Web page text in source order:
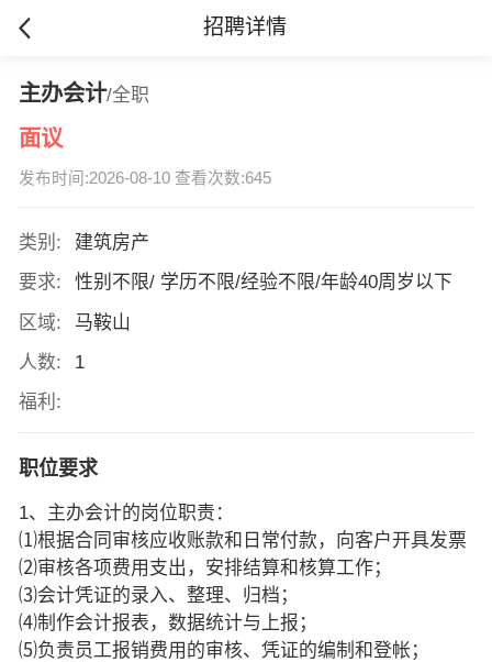
招聘详情
主办会计/全职
面议
发布时间:2026-08-10 查看次数:645
类别:
建筑房产
要求:
性别不限/ 学历不限/经验不限/年龄40周岁以下
区域:
马鞍山
人数:
1
福利:
职位要求
1、主办会计的岗位职责：
⑴根据合同审核应收账款和日常付款，向客户开具发票
⑵审核各项费用支出，安排结算和核算工作；
⑶会计凭证的录入、整理、归档；
⑷制作会计报表，数据统计与上报；
⑸负责员工报销费用的审核、凭证的编制和登帐；